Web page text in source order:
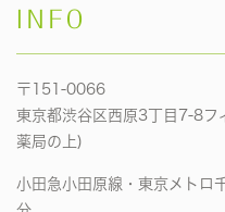
INFO
〒151-0066
東京都渋谷区西原3丁目7-8フ
薬局の上)
小田急小田原線・東京メトロ